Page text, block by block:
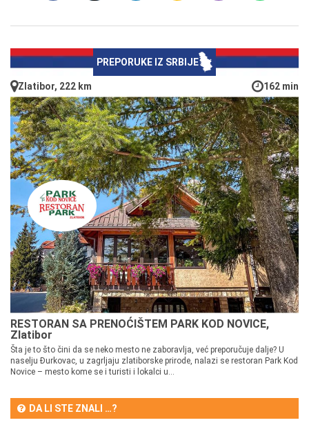
PREPORUKE IZ SRBIJE
Zlatibor, 222 km 162 min
RESTORAN SA PRENOĆIŠTEM PARK KOD NOVICE,
Zlatibor
Šta je to što čini da se neko mesto ne zaboravlja, već preporučuje dalje? U
naselju Đurkovac, u zagrljaju zlatiborske prirode, nalazi se restoran Park Kod
Novice – mesto kome se i turisti i lokalci u...
DA LI STE ZNALI …?